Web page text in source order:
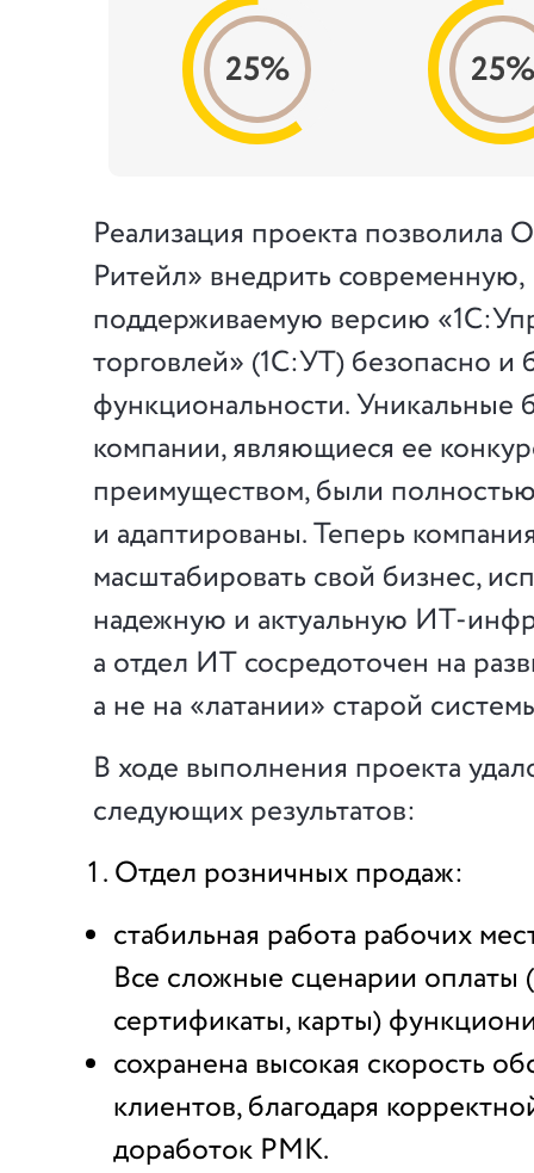
25%
Реализация проекта
Ритейл» внедрить современную,
поддерживаемую версию
торговлей» (1С:УТ) безопасно и
функциональности. Уникальные
компании, являющиеся ее
преимуществом, были
и адаптированы. Теперь
масштабировать свой бизнес,
надежную и актуальную ИТ-
а отдел ИТ сосредоточен на
а не на «латании» старой
В ходе выполнения проекта
следующих результатов:
Отдел розничных продаж:
стабильная работа рабочих
Все сложные сценарии оплаты
сертификаты, карты)
сохранена высокая скорость
клиентов, благодаря
доработок РМК.